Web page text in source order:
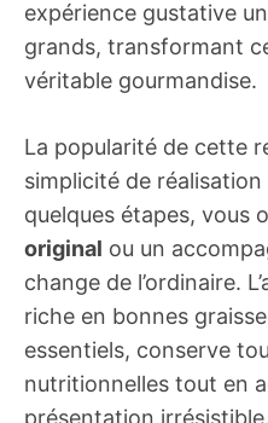
expérience gustative
grands, transformant
véritable gourmandise.
La popularité de cette
simplicité de
quelques étapes, vous
original ou un
change de l’ordinaire.
riche en bonnes
essentiels, conserve
nutritionnelles tout en
présentation irrésistible.